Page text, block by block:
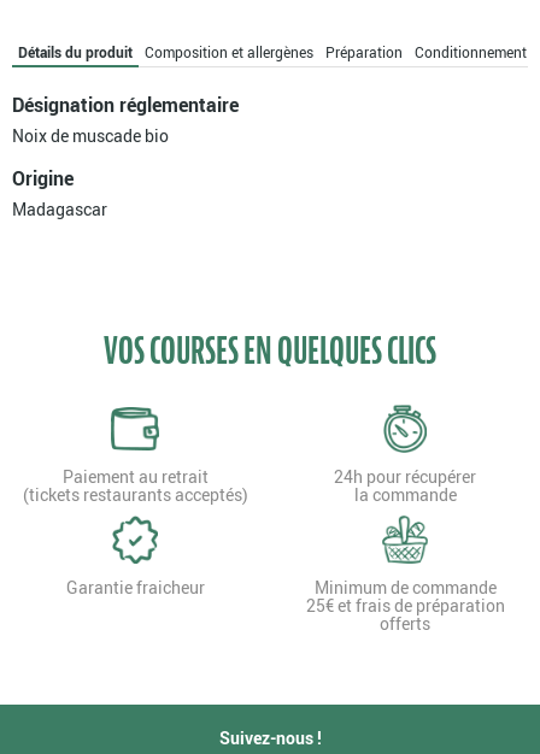
Détails du produit Composition et allergènes Préparation Conditionnement
Désignation réglementaire
Noix de muscade bio
Origine
Madagascar
VOS COURSES EN QUELQUES CLICS
Paiement au retrait
(tickets restaurants acceptés)
24h pour récupérer
la commande
Garantie fraicheur Minimum de commande
25€ et frais de préparation
offerts
Suivez-nous !